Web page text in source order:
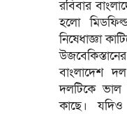
রবিবার
হলো
নিষেধাজ্ঞা
বাংলাদেশ
দলটিকে ভাল
কাছে।